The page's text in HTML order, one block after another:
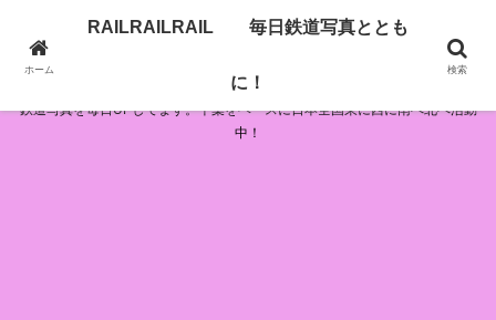
RAILRAILRAIL 毎日鉄道写真とともに！
鉄道写真を毎日UPしてます。千葉をベースに日本全国東に西に南へ北へ活動
中！
ホーム
RAILRAILRAIL 毎日鉄道写真ととも
に！
検索